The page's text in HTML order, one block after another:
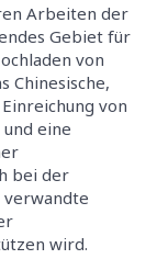
Arbeiten der
Gebiet für
von
Chinesische,
von
eine
bei der
verwandte
wird.